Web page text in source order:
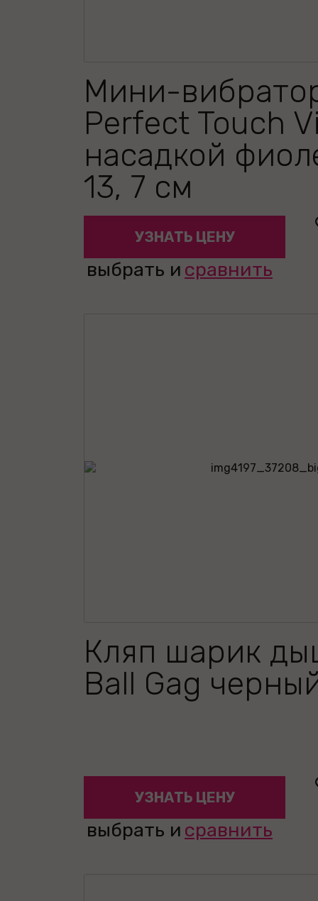
Мини-
Perfect Touch
насадкой
13, 7 см
УЗНАТЬ ЦЕНУ
выбрать и сравнить
Кляп шарик
Ball Gag
УЗНАТЬ ЦЕНУ
выбрать и сравнить